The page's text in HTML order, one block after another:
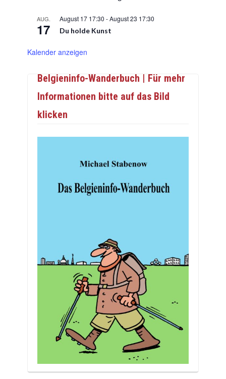
AUG.
17
August 17 17:30 -August 23 17:30
Du holde Kunst
Kalender anzeigen
Belgieninfo-Wanderbuch | Für mehr
Informationen bitte auf das Bild
klicken